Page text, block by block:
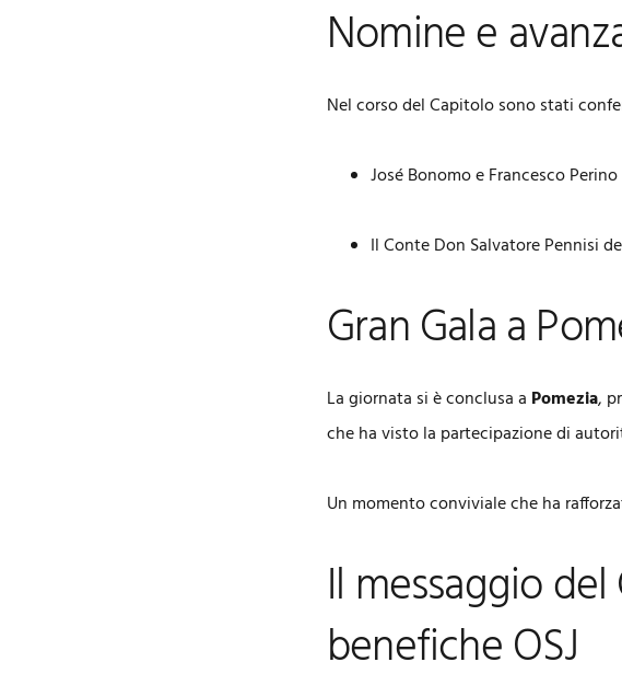
Nomine e
Nel corso del Capitolo sono stati
José Bonomo e Francesco
Il Conte Don Salvatore Pennisi
Gran Gala a
La giornata si è conclusa a Pomezia,
che ha visto la partecipazione di
Un momento conviviale che ha
Il messaggio
benefiche OSJ